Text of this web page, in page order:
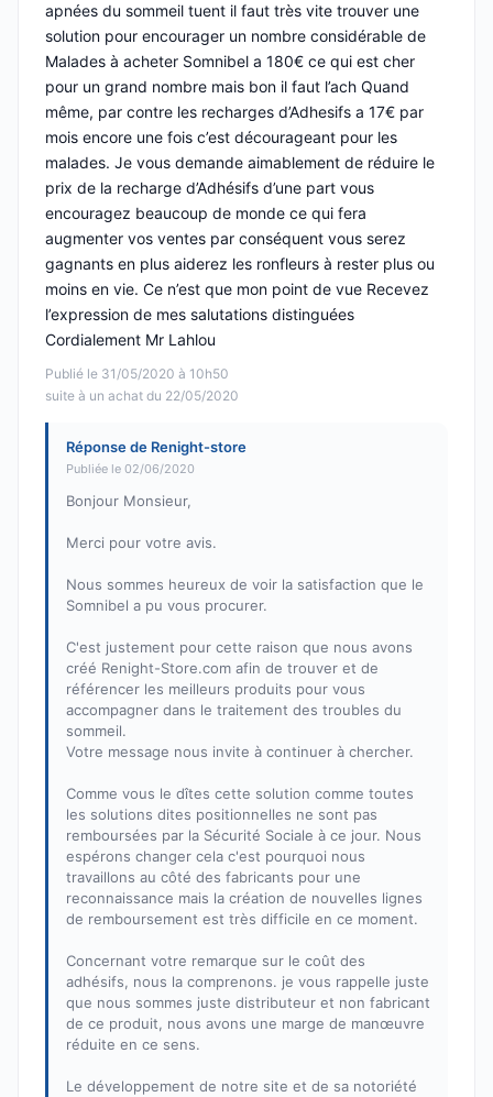
Publié le 31/05/2020 à 10h50
suite à un achat du 22/05/2020
apnées du sommeil tuent il faut très vite trouver une
solution pour encourager un nombre considérable de
Malades à acheter Somnibel a 180€ ce qui est cher
pour un grand nombre mais bon il faut l’ach Quand
même, par contre les recharges d’Adhesifs a 17€ par
mois encore une fois c’est décourageant pour les
malades. Je vous demande aimablement de réduire le
prix de la recharge d’Adhésifs d’une part vous
encouragez beaucoup de monde ce qui fera
augmenter vos ventes par conséquent vous serez
gagnants en plus aiderez les ronfleurs à rester plus ou
moins en vie. Ce n’est que mon point de vue Recevez
l’expression de mes salutations distinguées
Cordialement Mr Lahlou
Réponse de Renight-store
Publiée le 02/06/2020
Bonjour Monsieur,
Merci pour votre avis.
Nous sommes heureux de voir la satisfaction que le
Somnibel a pu vous procurer.
C'est justement pour cette raison que nous avons
créé Renight-Store.com afin de trouver et de
référencer les meilleurs produits pour vous
accompagner dans le traitement des troubles du
sommeil.
Votre message nous invite à continuer à chercher.
Comme vous le dîtes cette solution comme toutes
les solutions dites positionnelles ne sont pas
remboursées par la Sécurité Sociale à ce jour. Nous
espérons changer cela c'est pourquoi nous
travaillons au côté des fabricants pour une
reconnaissance mais la création de nouvelles lignes
de remboursement est très difficile en ce moment.
Concernant votre remarque sur le coût des
adhésifs, nous la comprenons. je vous rappelle juste
que nous sommes juste distributeur et non fabricant
de ce produit, nous avons une marge de manœuvre
réduite en ce sens.
Le développement de notre site et de sa notoriété